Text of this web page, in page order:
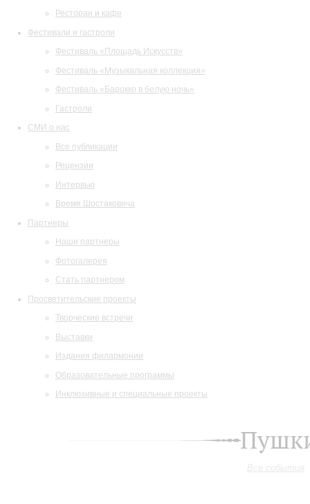
Ресторан и кафе
Фестивали и гастроли
Фестиваль «Площадь Искусств»
Фестиваль «Музыкальная коллекция»
Фестиваль «Барокко в белую ночь»
Гастроли
СМИ о нас
Все публикации
Рецензии
Интервью
Время Шостаковича
Партнеры
Наши партнеры
Фотогалерея
Стать партнером
Просветительские проекты
Творческие встречи
Выставки
Издания филармонии
Образовательные программы
Инклюзивные и специальные проекты
Все события